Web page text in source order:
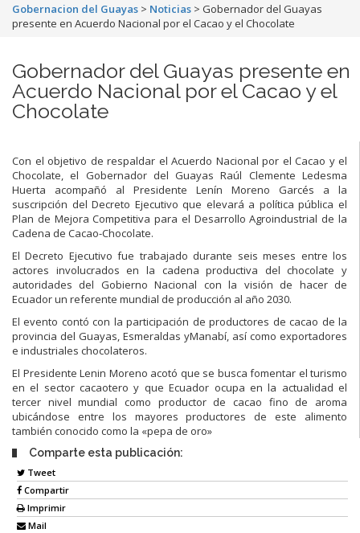
Gobernacion del Guayas > Noticias > Gobernador del Guayas
presente en Acuerdo Nacional por el Cacao y el Chocolate
Gobernador del Guayas presente en
Acuerdo Nacional por el Cacao y el
Chocolate
Con el objetivo de respaldar el Acuerdo Nacional por el Cacao y el
Chocolate, el Gobernador del Guayas Raúl Clemente Ledesma
Huerta acompañó al Presidente Lenín Moreno Garcés a la
suscripción del Decreto Ejecutivo que elevará a política pública el
Plan de Mejora Competitiva para el Desarrollo Agroindustrial de la
Cadena de Cacao-Chocolate.
El Decreto Ejecutivo fue trabajado durante seis meses entre los
actores involucrados en la cadena productiva del chocolate y
autoridades del Gobierno Nacional con la visión de hacer de
Ecuador un referente mundial de producción al año 2030.
El evento contó con la participación de productores de cacao de la
provincia del Guayas, Esmeraldas yManabí, así como exportadores
e industriales chocolateros.
El Presidente Lenin Moreno acotó que se busca fomentar el turismo
en el sector cacaotero y que Ecuador ocupa en la actualidad el
tercer nivel mundial como productor de cacao fino de aroma
ubicándose entre los mayores productores de este alimento
también conocido como la «pepa de oro»
Comparte esta publicación:
Tweet
Compartir
Imprimir
Mail